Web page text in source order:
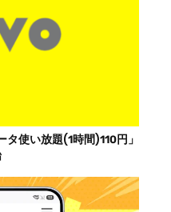
使い放題(1時間)110円」